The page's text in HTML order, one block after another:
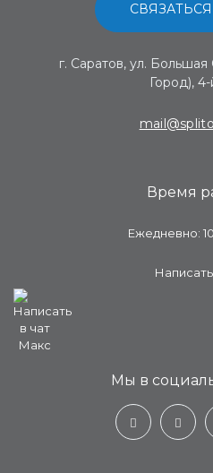
г. Саратов, ул.
Город),
Время
Ежедневно:
Мы в